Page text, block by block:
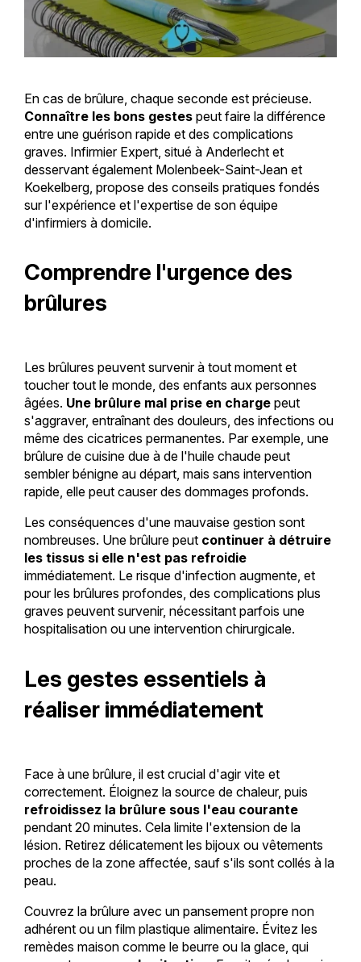
En cas de brûlure, chaque seconde est précieuse.
Connaître les bons gestespeut faire la différence
entre une guérison rapide et des complications
graves. Infirmier Expert, situé à Anderlecht et
desservant également Molenbeek-Saint-Jean et
Koekelberg, propose des conseils pratiques fondés
sur l'expérience et l'expertise de son équipe
d'infirmiers à domicile.
Comprendre l'urgence des
brûlures
Les brûlures peuvent survenir à tout moment et
toucher tout le monde, des enfants aux personnes
âgées. Une brûlure mal prise en chargepeut
s'aggraver, entraînant des douleurs, des infections ou
même des cicatrices permanentes. Par exemple, une
brûlure de cuisine due à de l'huile chaude peut
sembler bénigne au départ, mais sans intervention
rapide, elle peut causer des dommages profonds.
Les conséquences d'une mauvaise gestion sont
nombreuses. Une brûlure peut continuer à détruire
les tissus si elle n'est pas refroidie
immédiatement. Le risque d'infection augmente, et
pour les brûlures profondes, des complications plus
graves peuvent survenir, nécessitant parfois une
hospitalisation ou une intervention chirurgicale.
Les gestes essentiels à
réaliser immédiatement
Face à une brûlure, il est crucial d'agir vite et
correctement. Éloignez la source de chaleur, puis
refroidissez la brûlure sous l'eau courante
pendant 20 minutes. Cela limite l'extension de la
lésion. Retirez délicatement les bijoux ou vêtements
proches de la zone affectée, sauf s'ils sont collés à la
peau.
Couvrez la brûlure avec un pansement propre non
adhérent ou un film plastique alimentaire. Évitez les
remèdes maison comme le beurre ou la glace, qui